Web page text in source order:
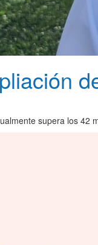
supera los